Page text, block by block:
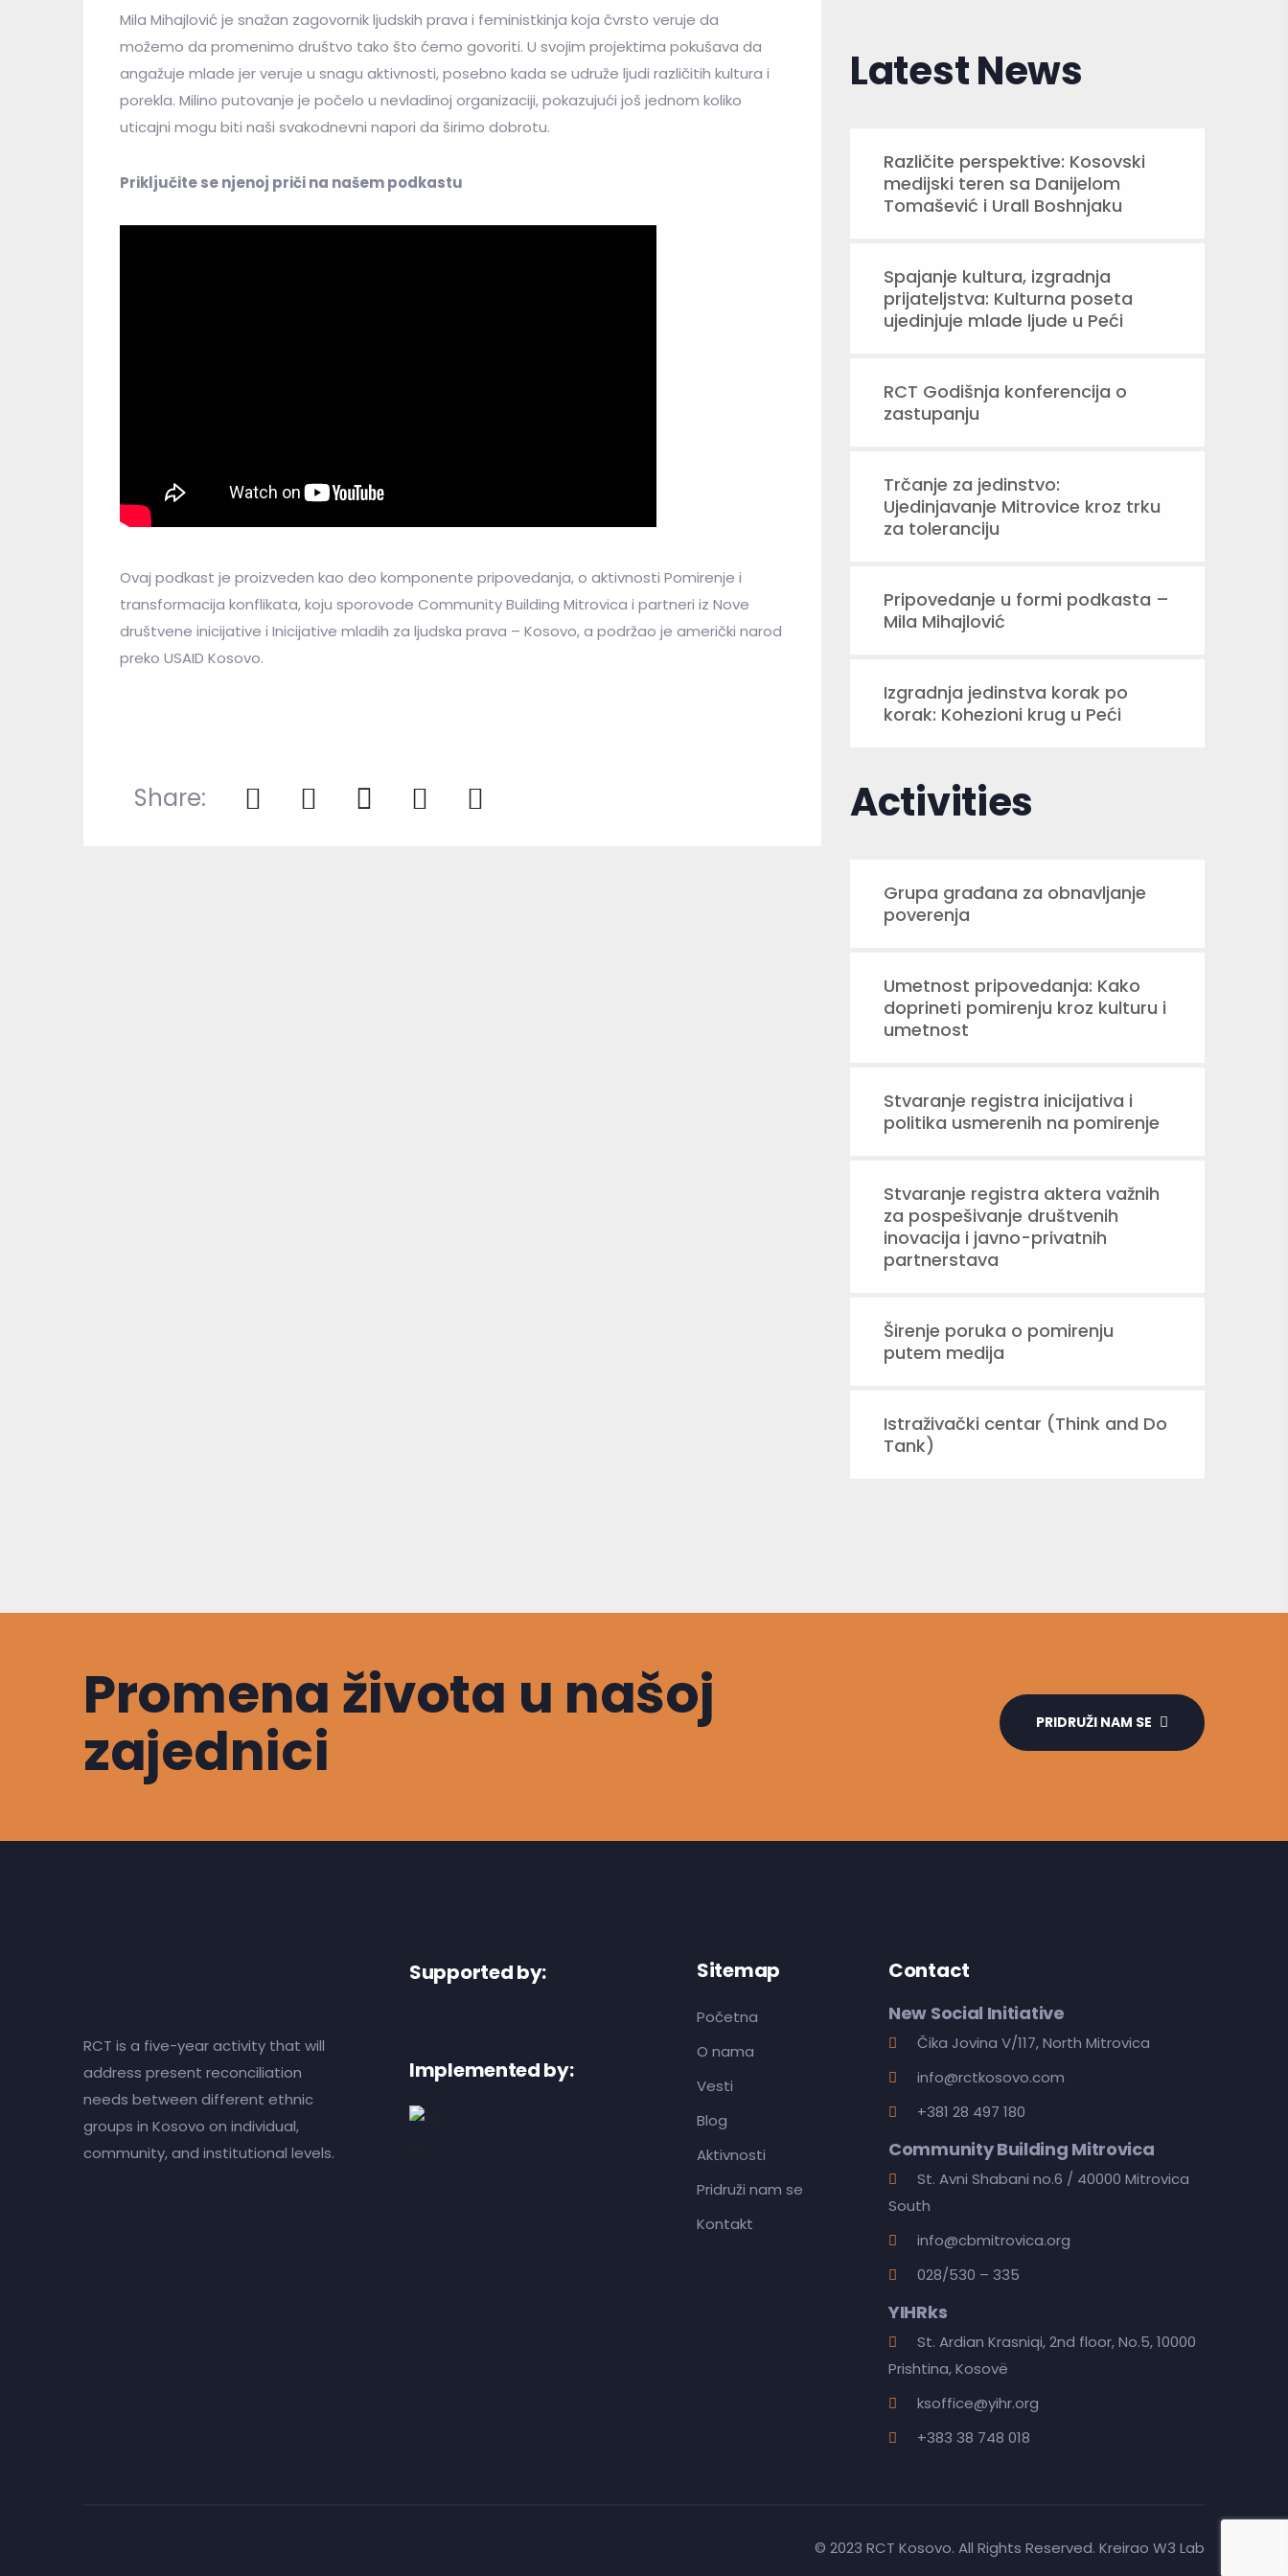
Mila Mihajlović je snažan zagovornik ljudskih prava i feministkinja koja čvrsto veruje da
možemo da promenimo društvo tako što ćemo govoriti. U svojim projektima pokušava da
angažuje mlade jer veruje u snagu aktivnosti, posebno kada se udruže ljudi različitih kultura i
porekla. Milino putovanje je počelo u nevladinoj organizaciji, pokazujući još jednom koliko
uticajni mogu biti naši svakodnevni napori da širimo dobrotu.
Priključite se njenoj priči na našem podkastu
Ovaj podkast je proizveden kao deo komponente pripovedanja, o aktivnosti Pomirenje i
transformacija konflikata, koju sporovode Community Building Mitrovica i partneri iz Nove
društvene inicijative i Inicijative mladih za ljudska prava – Kosovo, a podržao je američki narod
preko USAID Kosovo.
Share:
Latest News
Različite perspektive: Kosovski
medijski teren sa Danijelom
Tomašević i Urall Boshnjaku
Spajanje kultura, izgradnja
prijateljstva: Kulturna poseta
ujedinjuje mlade ljude u Peći
RCT Godišnja konferencija o
zastupanju
Trčanje za jedinstvo:
Ujedinjavanje Mitrovice kroz trku
za toleranciju
Pripovedanje u formi podkasta –
Mila Mihajlović
Izgradnja jedinstva korak po
korak: Kohezioni krug u Peći
Activities
Grupa građana za obnavljanje
poverenja
Umetnost pripovedanja: Kako
doprineti pomirenju kroz kulturu i
umetnost
Stvaranje registra inicijativa i
politika usmerenih na pomirenje
Stvaranje registra aktera važnih
za pospešivanje društvenih
inovacija i javno-privatnih
partnerstava
Širenje poruka o pomirenju
putem medija
Istraživački centar (Think and Do
Tank)
Promena života u našoj
zajednici PRIDRUŽI NAM SE
RCT is a five-year activity that will
address present reconciliation
needs between different ethnic
groups in Kosovo on individual,
community, and institutional levels.
Supported by:
Implemented by:
Sitemap
Početna
O nama
Vesti
Blog
Aktivnosti
Pridruži nam se
Kontakt
Contact
New Social Initiative
Čika Jovina V/117, North Mitrovica
info@rctkosovo.com
+381 28 497 180
Community Building Mitrovica
St. Avni Shabani no.6 / 40000 Mitrovica
South
info@cbmitrovica.org
028/530 – 335
YIHRks
St. Ardian Krasniqi, 2nd floor, No.5, 10000
Prishtina, Kosovë
ksoffice@yihr.org
+383 38 748 018
© 2023 RCT Kosovo. All Rights Reserved. Kreirao W3 Lab